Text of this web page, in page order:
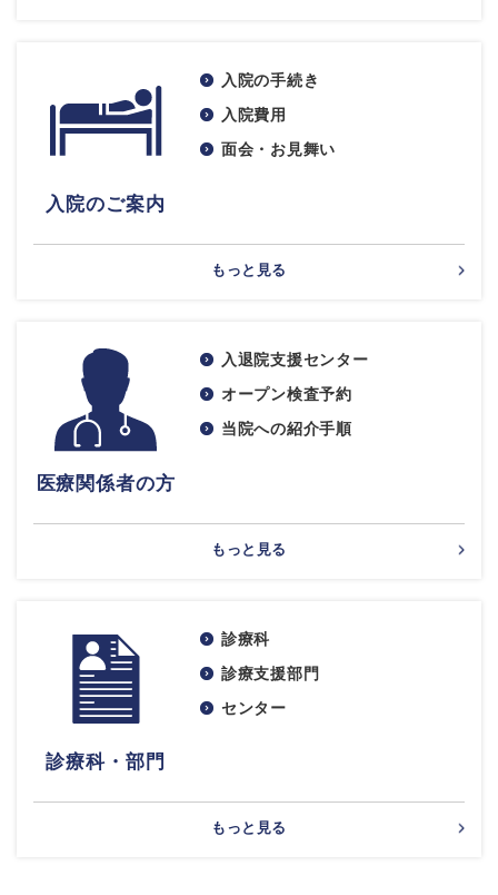
入院のご案内
入院の手続き
入院費用
面会・お見舞い
もっと見る
医療関係者の方
入退院支援センター
オープン検査予約
当院への紹介手順
もっと見る
診療科・部門
診療科
診療支援部門
センター
もっと見る